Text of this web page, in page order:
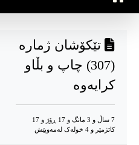
تێکۆشان ژمارە
(307) چاپ و بڵاو
کرایەوە
7 ساڵ و 3 مانگ و 17 ڕۆژ و 17
کاتژمێر و 4 خوله‌ک له‌مه‌وپێش‌